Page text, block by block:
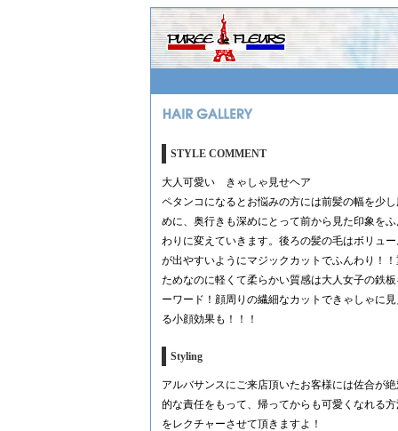
STYLE COMMENT
大人可愛い きゃしゃ見せヘア
ペタンコになるとお悩みの方には前髪の幅を少
めに、奥行きも深めにとって前から見た印象を
わりに変えていきます。後ろの髪の毛はボリュ
が出やすいようにマジックカットでふんわり！
ためなのに軽くて柔らかい質感は大人女子の鉄
ーワード！顔周りの繊細なカットできゃしゃに
る小顔効果も！！！
Styling
アルバサンスにご来店頂いたお客様には佐合が
的な責任をもって、帰ってからも可愛くなれる
をレクチャーさせて頂きますよ！